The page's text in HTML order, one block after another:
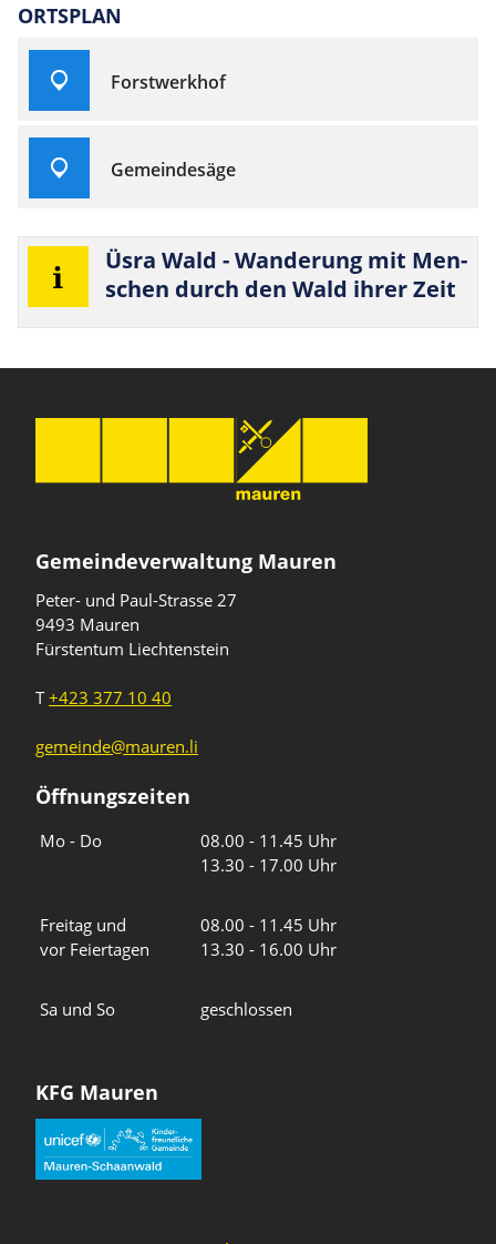
ORTSPLAN
Forstwerkhof
Gemeindesäge
Üsra Wald - Wan­de­rung mit Men­
schen durch den Wald ihrer Zeit
Gemeindeverwaltung Mauren
Peter- und Paul-Strasse 27
9493 Mauren
Fürstentum Liechtenstein
T+423 377 10 40
gemeinde@mauren.li
Öffnungszeiten
Mo - Do
08.00 - 11.45 Uhr
13.30 - 17.00 Uhr
Freitag und
vor Feiertagen
08.00 - 11.45 Uhr
13.30 - 16.00 Uhr
Sa und So geschlossen
KFG Mauren